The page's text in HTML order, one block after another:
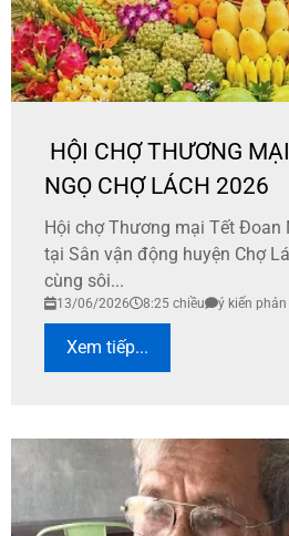
HỘI CHỢ THƯƠNG
NGỌ CHỢ LÁCH 2026
​Hội chợ Thương mại Tết Đoan
tại Sân vận động huyện Chợ
cùng sôi...
13/06/2026 8:25 chiều ý kiến phản
Xem tiếp...